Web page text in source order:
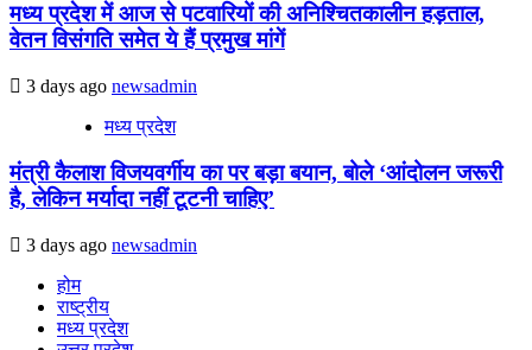
मध्य प्रदेश में आज से पटवारियों की अनिश्चितकालीन हड़ताल,
वेतन विसंगति समेत ये हैं प्रमुख मांगें
3 days ago newsadmin
मध्य प्रदेश
मंत्री कैलाश विजयवर्गीय का पर बड़ा बयान, बोले ‘आंदोलन जरूरी
है, लेकिन मर्यादा नहीं टूटनी चाहिए’
3 days ago newsadmin
होम
राष्ट्रीय
मध्य प्रदेश